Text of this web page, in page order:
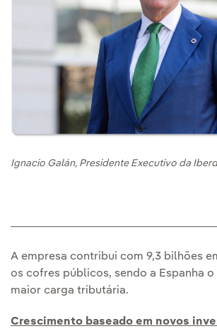
Ignacio Galán, Presidente Executivo da
A empresa contribui com 9,3 bilhões
os cofres públicos, sendo a Espanha o
maior carga tributária.
Crescimento baseado em novos